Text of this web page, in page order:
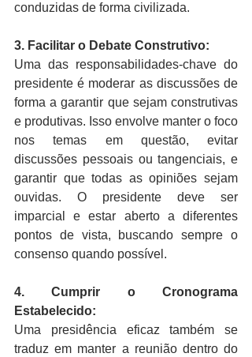
conduzidas de forma civilizada.
3. Facilitar o Debate Construtivo:
Uma das responsabilidades-chave do
presidente é moderar as discussões de
forma a garantir que sejam construtivas
e produtivas. Isso envolve manter o foco
nos temas em questão, evitar
discussões pessoais ou tangenciais, e
garantir que todas as opiniões sejam
ouvidas. O presidente deve ser
imparcial e estar aberto a diferentes
pontos de vista, buscando sempre o
consenso quando possível.
4. Cumprir o Cronograma
Estabelecido:
Uma presidência eficaz também se
traduz em manter a reunião dentro do